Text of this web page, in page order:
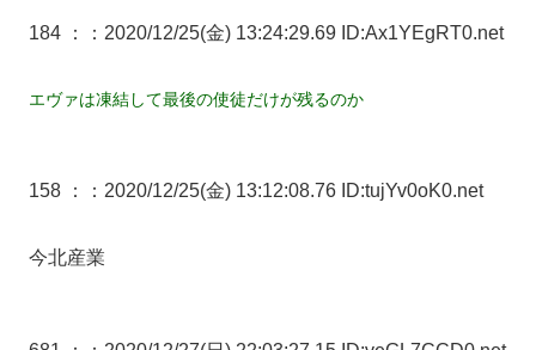
184 ： ：2020/12/25(金) 13:24:29.69 ID:Ax1YEgRT0.net
エヴァは凍結して最後の使徒だけが残るのか
158 ： ：2020/12/25(金) 13:12:08.76 ID:tujYv0oK0.net
今北産業